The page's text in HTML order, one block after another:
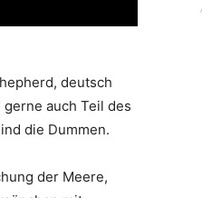
deutsch
auch Teil des
die Dummen.
der Meere,